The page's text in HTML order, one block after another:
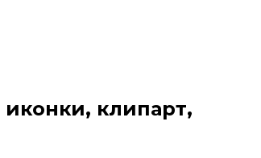
клипарт,